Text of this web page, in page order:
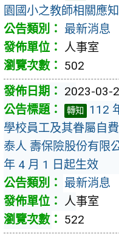
園國小之教師相關應
最新消息
人事室
502
2023-03-
轉知
112
學校員工及其眷屬自
泰人 壽保險股份有限
年 4 月 1 日起生效
最新消息
人事室
522